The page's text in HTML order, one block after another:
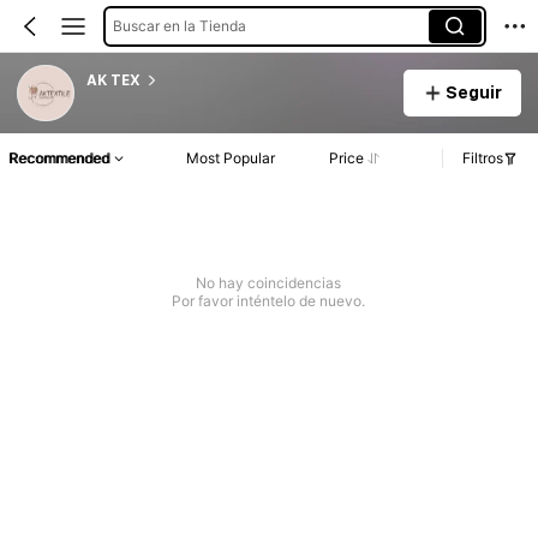
Buscar en la Tienda
AK TEX
Seguir
Recommended Most Popular Price Filtros
No hay coincidencias
Por favor inténtelo de nuevo.